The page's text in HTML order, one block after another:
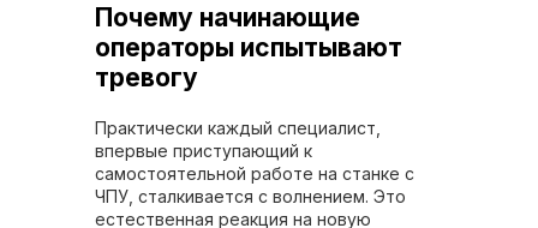
Почему начинающие
операторы испытывают
тревогу
Практически каждый специалист,
впервые приступающий к
самостоятельной работе на станке с
ЧПУ, сталкивается с волнением. Это
естественная реакция на новую